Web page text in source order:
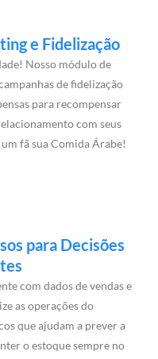
e Fidelização
Nosso módulo de
de fidelização
para recompensar
com seus
fã sua Comida Árabe!
para Decisões
com dados de vendas e
as operações do
que ajudam a prever a
o estoque sempre no